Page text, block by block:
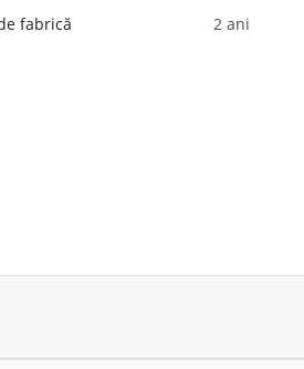
fabrică 2 ani